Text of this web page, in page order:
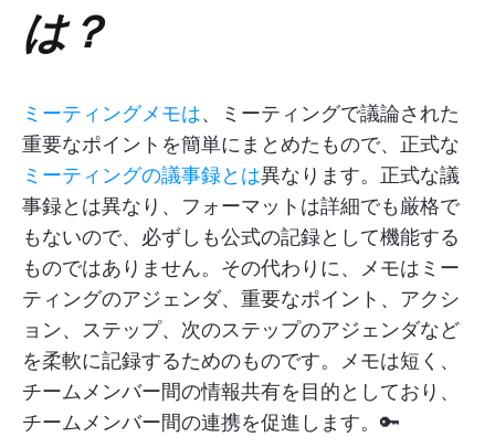
は？
ミーティングメモは、ミーティングで議論された
重要なポイントを簡単にまとめたもので、正式な
ミーティングの議事録とは異なります。正式な議
事録とは異なり、フォーマットは詳細でも厳格で
もないので、必ずしも公式の記録として機能する
ものではありません。その代わりに、メモはミー
ティングのアジェンダ、重要なポイント、アクシ
ョン、ステップ、次のステップのアジェンダなど
を柔軟に記録するためのものです。メモは短く、
チームメンバー間の情報共有を目的としており、
チームメンバー間の連携を促進します。🔑